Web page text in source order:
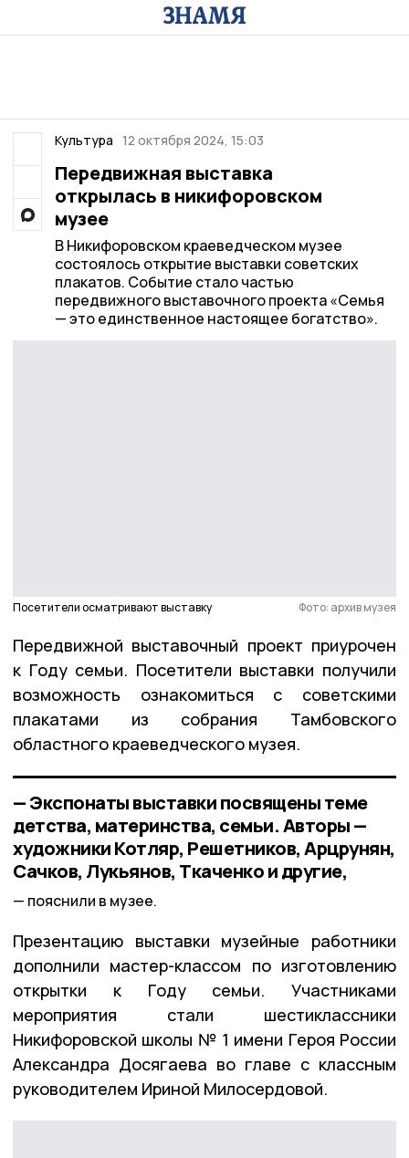
Культура 12 октября 2024, 15:03
Передвижная выставка
открылась в никифоровском
музее
В Никифоровском краеведческом музее
состоялось открытие выставки советских
плакатов. Событие стало частью
передвижного выставочного проекта «Семья
— это единственное настоящее богатство».
Посетители осматривают выставку Фото: архив музея
Передвижной выставочный проект приурочен
к Году семьи. Посетители выставки получили
возможность ознакомиться с советскими
плакатами из собрания Тамбовского
областного краеведческого музея.
— Экспонаты выставки посвящены теме
детства, материнства, семьи. Авторы —
художники Котляр, Решетников, Арцрунян,
Сачков, Лукьянов, Ткаченко и другие,
пояснили в музее.
Презентацию выставки музейные работники
дополнили мастер-классом по изготовлению
открытки к Году семьи. Участниками
мероприятия стали шестиклассники
Никифоровской школы № 1 имени Героя России
Александра Досягаева во главе с классным
руководителем Ириной Милосердовой.